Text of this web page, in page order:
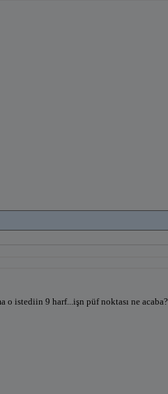
o istediin 9 harf...işn püf noktası ne acaba?